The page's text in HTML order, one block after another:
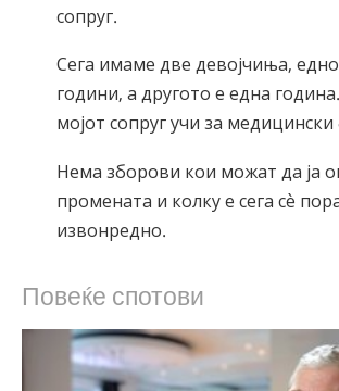
сопруг.
Сега имаме две девојчиња,
години, а другото е една
мојот сопруг учи за медицински
Нема зборови кои можат да ја
промената и колку е сега сѐ
извонредно.
Повеќе спотови